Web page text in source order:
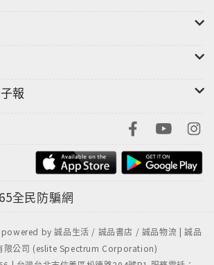
報
全民防騙網
by 誠品生活 / 誠品書店 / 誠品物流 | 誠品
限公司 (eslite Spectrum Corporation)